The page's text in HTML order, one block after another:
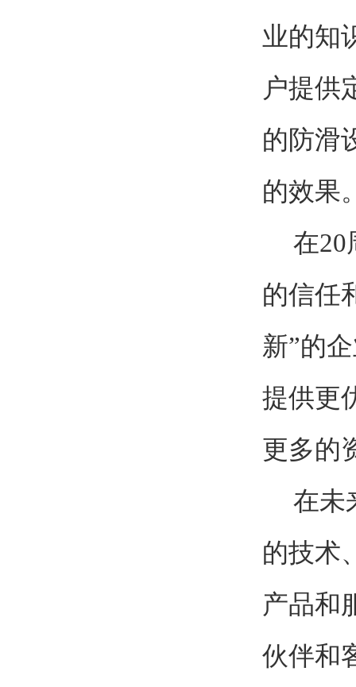
业的知
户提供
的防滑
的效果
在20
的信任
新”的
提供更
更多的
在未
的技术
产品和
伙伴和